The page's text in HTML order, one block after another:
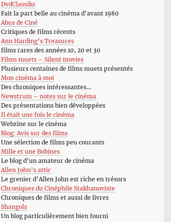
DvdClassiks
Fait la part belle au cinéma d’avant 1980
Abus de Ciné
Critiques de films récents
Ann Harding’s Treasures
films rares des années 10, 20 et 30
Films muets – Silent movies
Plusieurs centaines de films muets présentés
Mon cinéma à moi
Des chroniques intéressantes…
Newstrum – notes sur le cinéma
Des présentations bien développées
Il était une fois le cinéma
Webzine sur le cinéma
Blog: Avis sur des films
Une sélection de films peu courants
Mille et une Bobines
Le blog d’un amateur de cinéma
Allen John’s attic
Le grenier d’Allen John est riche en trésors
Chroniques du Cinéphile Stakhanoviste
Chroniques de films et aussi de livres
Shangols
Un blog particulièrement bien fourni